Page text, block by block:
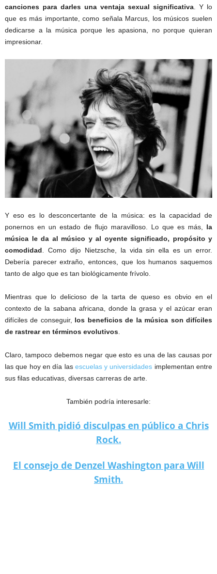
canciones para darles una ventaja sexual significativa. Y lo
que es más importante, como señala Marcus, los músicos suelen
dedicarse a la música porque les apasiona, no porque quieran
impresionar.
Y eso es lo desconcertante de la música: es la capacidad de
ponernos en un estado de flujo maravilloso. Lo que es más, la
música le da al músico y al oyente significado, propósito y
comodidad . Como dijo Nietzsche, la vida sin ella es un error.
Debería parecer extraño, entonces, que los humanos saquemos
tanto de algo que es tan biológicamente frívolo.
Mientras que lo delicioso de la tarta de queso es obvio en el
contexto de la sabana africana, donde la grasa y el azúcar eran
difíciles de conseguir, los beneficios de la música son difíciles
de rastrear en términos evolutivos
Claro, tampoco debemos negar que esto es una de las causas por
las que hoy en día las escuelas y universidades implementan entre
sus filas educativas, diversas carreras de arte.
También podría interesarle:
Will Smith pidió disculpas en público a Chris
Rock.
El consejo de Denzel Washington para Will
Smith.